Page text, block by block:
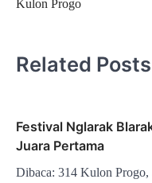
Kulon Progo
Related Posts
Festival Nglarak
Juara Pertama
Dibaca: 314 Kulon Progo,